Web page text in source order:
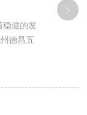
稳健的发
德昌五